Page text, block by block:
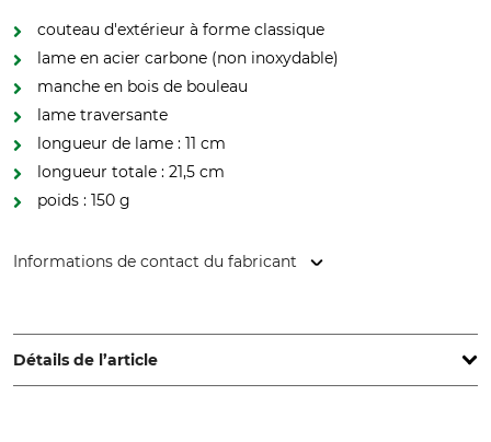
couteau d'extérieur à forme classique
lame en acier carbone (non inoxydable)
manche en bois de bouleau
lame traversante
longueur de lame : 11 cm
longueur totale : 21,5 cm
poids : 150 g
Informations de contact du fabricant
Norway, www.helle.com
Détails de l’article